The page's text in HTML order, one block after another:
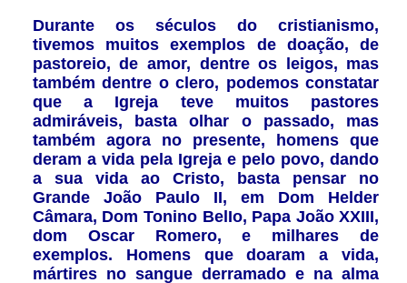
Durante os séculos do cristianismo,
tivemos muitos exemplos de doação, de
pastoreio, de amor, dentre os leigos, mas
também dentre o clero, podemos constatar
que a Igreja teve muitos pastores
admiráveis, basta olhar o passado, mas
também agora no presente, homens que
deram a vida pela Igreja e pelo povo, dando
a sua vida ao Cristo, basta pensar no
Grande João Paulo II,em Dom Helder
Câmara, Dom Tonino BelIo, Papa João XXIII,
dom Oscar Romero, e milhares de
exemplos. Homens que doaram a vida,
mártires no sangue derramado e na alma